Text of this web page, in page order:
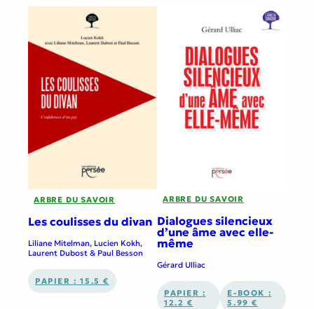
ARBRE DU SAVOIR
Les coulisses du divan
Liliane Mitelman, Lucien Kokh,
Laurent Dubost & Paul Besson
PAPIER : 15.5 €
ARBRE DU SAVOIR
Dialogues silencieux
d’une âme avec elle-
même
Gérard Ulliac
PAPIER :
12.2 €
E-BOOK :
5.99 €